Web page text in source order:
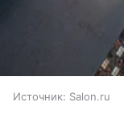
Источник: Salon.ru